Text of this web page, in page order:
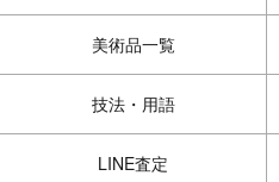
美術品一覧
技法・用語
LINE査定